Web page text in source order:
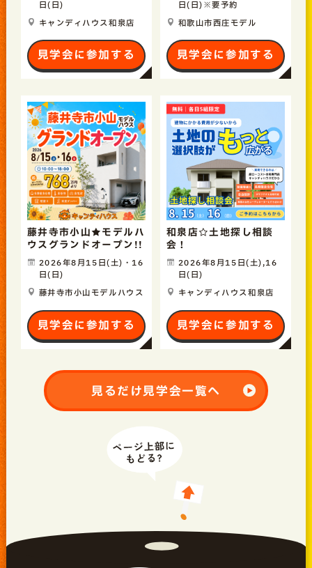
日(日)
キャンディハウス和泉店
見学会に参加する
日(日)※要予約
和歌山市西庄モデル
見学会に参加する
藤井寺市小山★モデルハ
ウスグランドオープン!!
2026年8月15日(土)・16
日(日)
藤井寺市小山モデルハウス
見学会に参加する
和泉店☆土地探し相談
会！
2026年8月15日(土),16
日(日)
キャンディハウス和泉店
見学会に参加する
見るだけ見学会一覧へ